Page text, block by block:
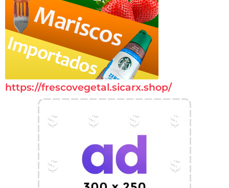
https://frescovegetal.sicarx.shop/